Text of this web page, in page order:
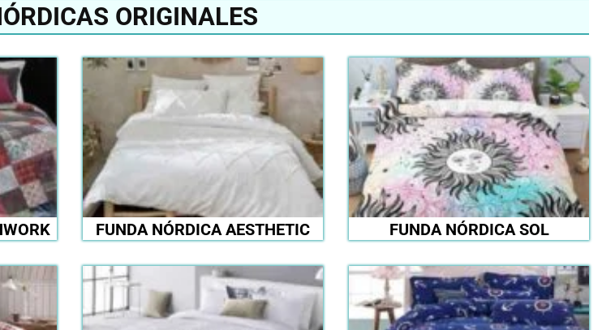
ORIGINALES
FUNDA NÓRDICA AESTHETIC FUNDA NÓRDICA SOL